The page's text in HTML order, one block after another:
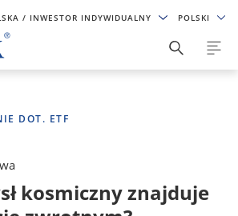
/ INWESTOR INDYWIDUALNY POLSKI
DOT. ETF
kosmiczny znajduje